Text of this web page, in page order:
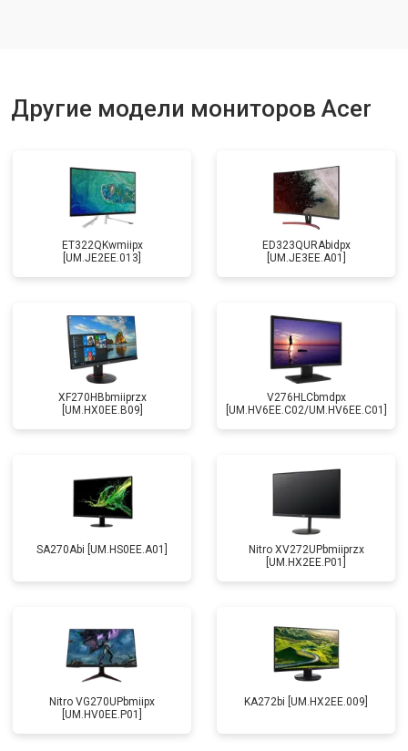
Другие модели мониторов Acer
ET322QKwmiipx
[UM.JE2EE.013]
ED323QURAbidpx
[UM.JE3EE.A01]
XF270HBbmiiprzx
[UM.HX0EE.B09]
V276HLCbmdpx
[UM.HV6EE.C02/UM.HV6EE.C01]
SA270Abi [UM.HS0EE.A01]
Nitro XV272UPbmiiprzx
[UM.HX2EE.P01]
Nitro VG270UPbmiipx
[UM.HV0EE.P01]
KA272bi [UM.HX2EE.009]